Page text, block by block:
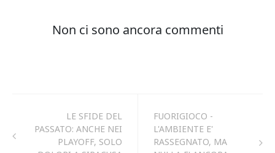
LE SFIDE DEL
PASSATO: ANCHE NEI
PLAYOFF, SOLO
FUORIGIOCO -
L'AMBIENTE E'
RASSEGNATO, MA